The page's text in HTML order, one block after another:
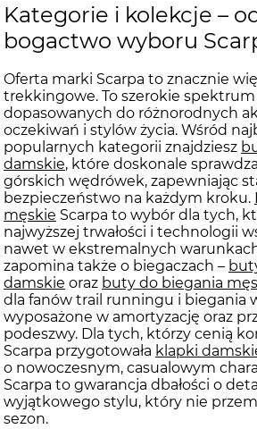
Kategorie i kolekcje –
bogactwo wyboru
Oferta marki Scarpa to znacznie
trekkingowe. To szerokie
dopasowanych do różnorodnych
oczekiwań i stylów życia. Wśród
popularnych kategorii znajdziesz
damskie, które doskonale
górskich wędrówek, zapewniając
bezpieczeństwo na każdym kroku.
męskie Scarpa to wybór dla tych,
najwyższej trwałości i technologii
nawet w ekstremalnych
zapomina także o biegaczach –
damskie oraz buty do biegania
dla fanów trail runningu i biegania
wyposażone w amortyzację oraz
podeszwy. Dla tych, którzy cenią
Scarpa przygotowała klapki
o nowoczesnym, casualowym
Scarpa to gwarancja dbałości o
wyjątkowego stylu, który nie
sezon.